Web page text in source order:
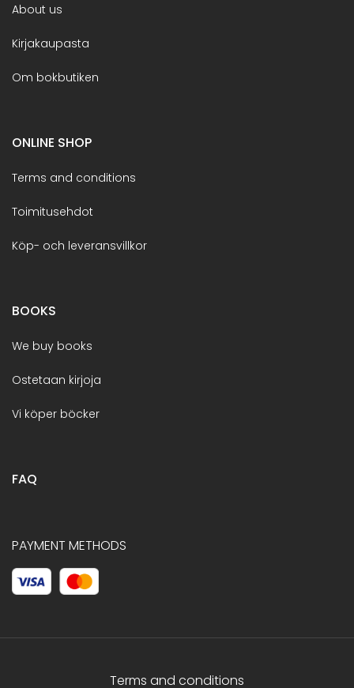
About us
Kirjakaupasta
Om bokbutiken
ONLINE SHOP
Terms and conditions
Toimitusehdot
Köp- och leveransvillkor
BOOKS
We buy books
Ostetaan kirjoja
Vi köper böcker
FAQ
PAYMENT METHODS
Terms and conditions